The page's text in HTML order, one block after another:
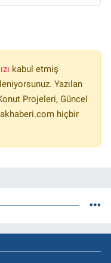
kabul etmiş
Yazılan
Projeleri, Güncel
hiçbir